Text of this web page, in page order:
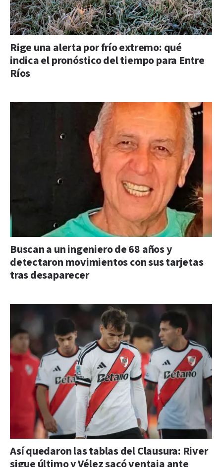
Rige una alerta por frío extremo: qué
indica el pronóstico del tiempo para Entre
Ríos
Buscan a un ingeniero de 68 años y
detectaron movimientos con sus tarjetas
tras desaparecer
Así quedaron las tablas del Clausura: River
sigue último y Vélez sacó ventaja ante